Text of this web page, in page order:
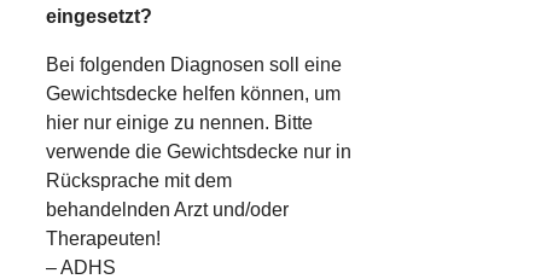
eingesetzt?
Bei folgenden Diagnosen soll eine
Gewichtsdecke helfen können, um
hier nur einige zu nennen. Bitte
verwende die Gewichtsdecke nur in
Rücksprache mit dem
behandelnden Arzt und/oder
Therapeuten!
– ADHS